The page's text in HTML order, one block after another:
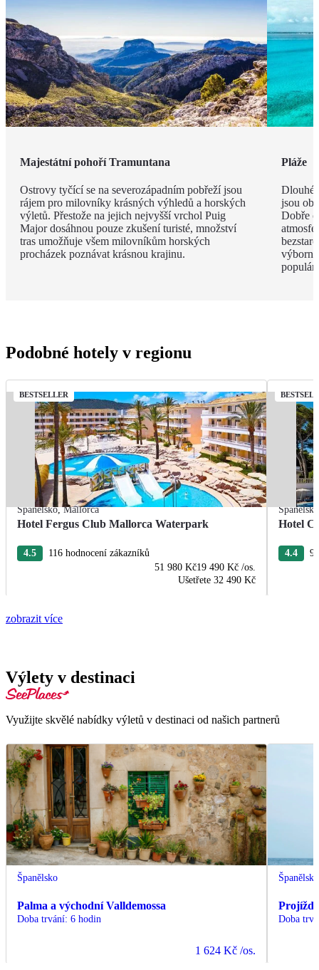
Majestátní pohoří Tramuntana
Ostrovy tyčící se na severozápadním pobřeží jsou
rájem pro milovníky krásných výhledů a horských
výletů. Přestože na jejich nejvyšší vrchol Puig
Major dosáhnou pouze zkušení turisté, množství
tras umožňuje všem milovníkům horských
procházek poznávat krásnou krajinu.
Pláže
Dlouhé
jsou
Dobře
Podobné hotely v regionu
BESTSELLER
Španělsko,Mallorca
Hotel Fergus Club Mallorca Waterpark
4.5
116 hodnocení zákazníků
51 980 Kč19 490 Kč /os.
Ušetřete 32 490 Kč
Španělsko
Hotel
4.4
zobrazit více
Výlety v destinaci
Využijte skvělé nabídky výletů v destinaci od našich partnerů
Španělsko
Palma a východní Valldemossa
Doba trvání: 6 hodin
1 624 Kč /os.
Španělsko
Doba